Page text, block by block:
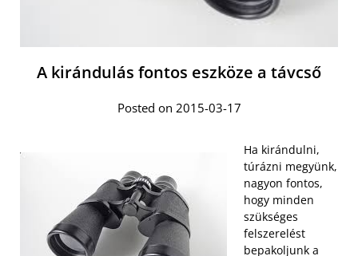
A kirándulás fontos eszköze a távcső
Posted on 2015-03-17
Ha kirándulni,
túrázni megyünk,
nagyon fontos,
hogy minden
szükséges
felszerelést
bepakoljunk a